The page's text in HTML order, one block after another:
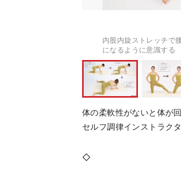
内股内旋ストレッチで
になるように意識する
体の柔軟性がないと体が
セルフ調律インストラク
◇